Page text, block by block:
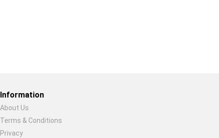
Information
About Us
Terms & Conditions
Privacy